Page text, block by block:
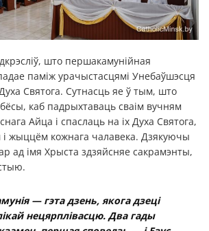
што першакамунійная
паміж урачыстасцямі Унебаўшэсця
Святога. Сутнасць яе ў тым, што
каб падрыхтаваць сваім вучням
Айца і спаслаць на іх Духа Святога,
і жыццём кожнага чалавека. Дзякуючы
ад імя Хрыста здзяйсняе сакрамэнты,
— гэта дзень, якога дзеці
нецярплівасцю. Два гады